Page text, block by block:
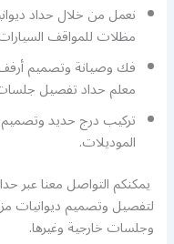
نعمل من خلال حداد
مظلات للمواقف
فك وصيانة وتصميم أرفف
معلم حداد تفصيل
تركيب درج حديد
الموديلات.
يمكنكم التواصل معنا عبر
لتفصيل وتصميم ديوانيات
وجلسات خارجية وغيرها.